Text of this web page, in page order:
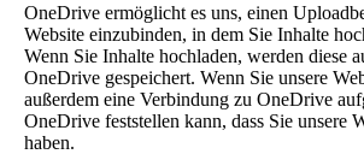
OneDrive ermöglicht es uns, einen
Website einzubinden, in dem Sie Inhalte
Wenn Sie Inhalte hochladen, werden diese
OneDrive gespeichert. Wenn Sie unsere
außerdem eine Verbindung zu OneDrive
OneDrive feststellen kann, dass Sie unsere
haben.